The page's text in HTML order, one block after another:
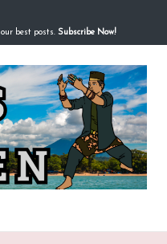
best posts. Subscribe Now!